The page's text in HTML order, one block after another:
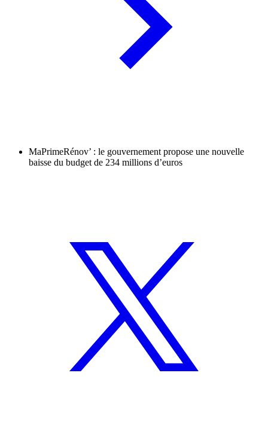
MaPrimeRénov’ : le gouvernement propose une nouvelle
baisse du budget de 234 millions d’euros